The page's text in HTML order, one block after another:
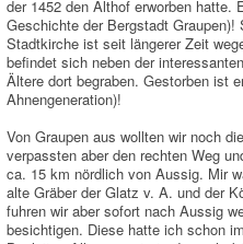
der 1452 den Althof erworben hatte.
Geschichte der Bergstadt
Stadtkirche ist seit längerer Zeit
befindet sich neben der
Ältere dort begraben. Gestorben ist
Ahnengeneration)!
Von Graupen aus wollten wir noch
verpassten aber den rechten Weg
ca. 15 km nördlich von Aussig. Mir
alte Gräber der Glatz v. A. und der
fuhren wir aber sofort nach Aussig
besichtigen. Diese hatte ich schon